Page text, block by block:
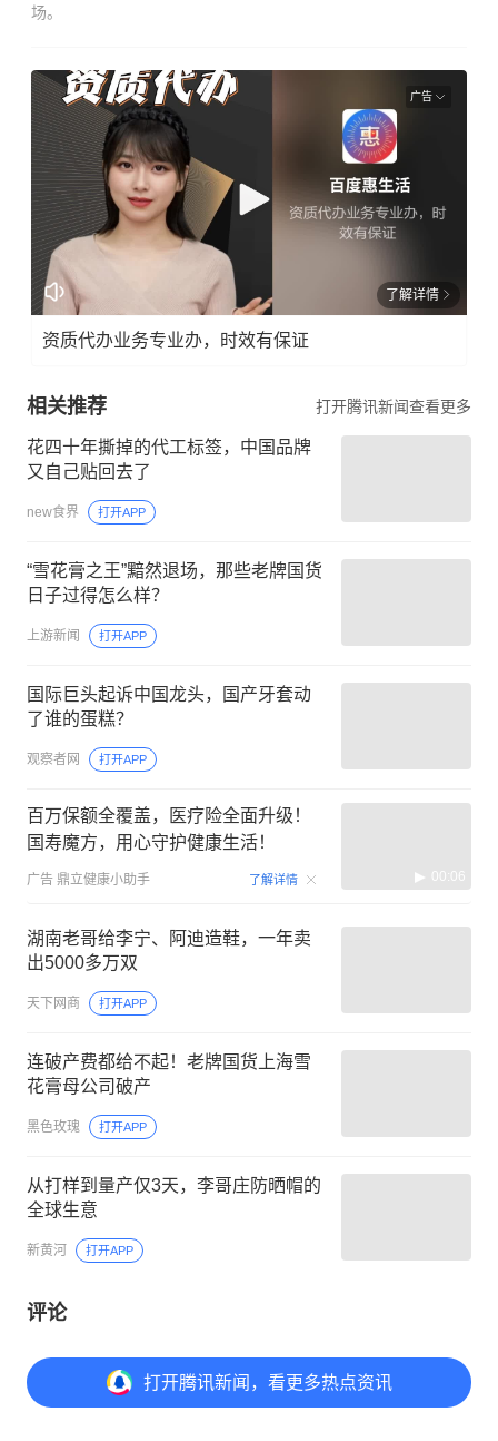
场。
打开腾讯新闻，看更多热点资讯
广告
了解详情
资质代办业务专业办，时效有保证
相关推荐 打开腾讯新闻查看更多
花四十年撕掉的代工标签，中国品牌
又自己贴回去了
new食界 打开APP
“雪花膏之王”黯然退场，那些老牌国货
日子过得怎么样？
上游新闻 打开APP
国际巨头起诉中国龙头，国产牙套动
了谁的蛋糕？
观察者网 打开APP
百万保额全覆盖，医疗险全面升级！
国寿魔方，用心守护健康生活！
广告 鼎立健康小助手 了解详情 00:06
湖南老哥给李宁、阿迪造鞋，一年卖
出5000多万双
天下网商 打开APP
连破产费都给不起！老牌国货上海雪
花膏母公司破产
黑色玫瑰 打开APP
从打样到量产仅3天，李哥庄防晒帽的
全球生意
新黄河 打开APP
评论